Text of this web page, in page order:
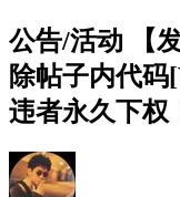
公告/活动
【
除帖子内代
违者永久下权